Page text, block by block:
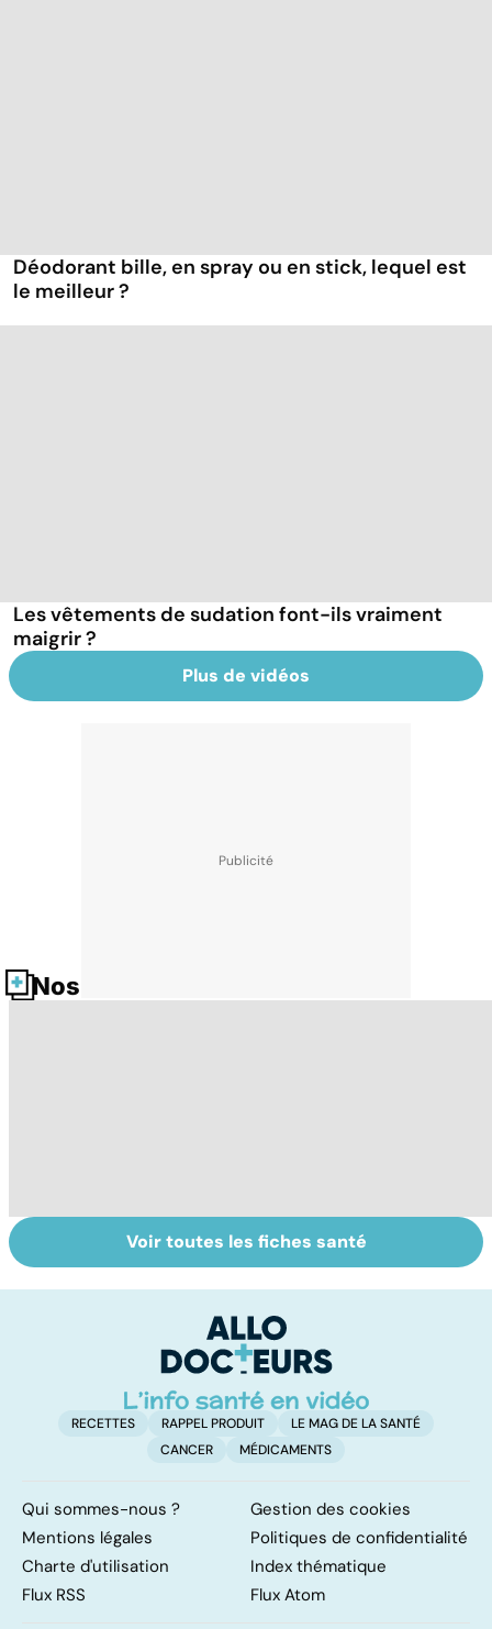
Déodorant bille, en spray ou en stick, lequel est
le meilleur ?
Les vêtements de sudation font-ils vraiment
maigrir ?
Plus de vidéos
Nos fiches santé
Transpiration, un
problème qui fait
Tout savoir sur
les infections
Voir toutes les fiches santé
RECETTES RAPPEL PRODUIT
LE MAG DE LA SANTÉ
CANCER
MÉDICAMENTS
Qui sommes-nous ?
Gestion des cookies
Mentions légales
Politiques de confidentialité
Charte d'utilisation
Index thématique
Flux RSS
Flux Atom